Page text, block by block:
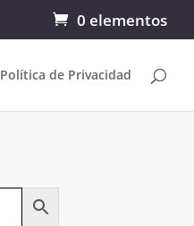
0 elementos
Política de Privacidad